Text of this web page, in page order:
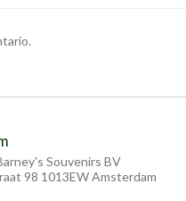
Souvenirs BV
98 1013EW Amsterdam